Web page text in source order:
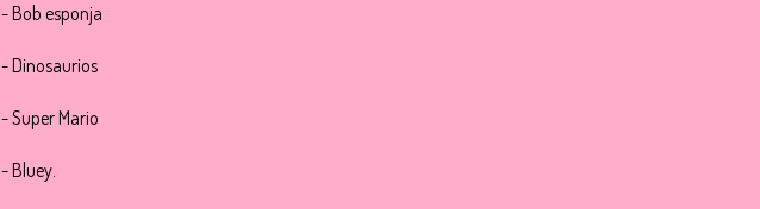
- Bob esponja
- Dinosaurios
- Super Mario
- Bluey.